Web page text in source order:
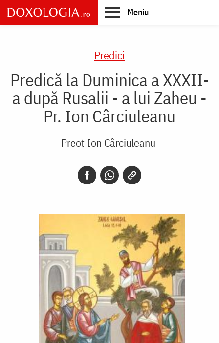
Skip
to
main
Meniu
Predici
Predică la Duminica a XXXII-
a după Rusalii - a lui Zaheu -
Pr. Ion Cârciuleanu
Preot Ion Cârciuleanu